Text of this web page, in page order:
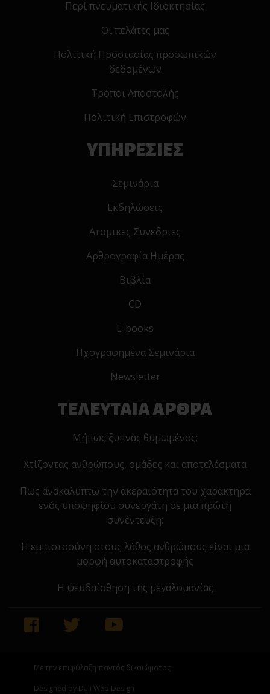
Περί πνευματικής Ιδιοκτησίας
Οι πελάτες μας
Πολιτική Προστασίας προσωπικών
δεδομένων
Τρόποι Αποστολής
Πολιτική Επιστροφών
ΥΠΗΡΕΣΙΕΣ
Σεμινάρια
Εκδηλώσεις
Ατομικες Συνεδριες
Αρθρογραφία Ημέρας
Βιβλία
CD
E-books
Ηχογραφημένα Σεμινάρια
Newsletter
ΤΕΛΕΥΤΑΙΑ ΑΡΘΡΑ
Μήπως ξυπνάς θυμωμένος;
Χτίζοντας ανθρώπους, ομάδες και αποτελέσματα
Πως ανακαλύπτω την ακεραιότητα του χαρακτήρα
ενός υποψηφίου συνεργάτη σε μια πρώτη
συνέντευξη;
Η εμπιστοσύνη στους λάθος ανθρώπους είναι μια
μορφή αυτοκαταστροφής
Η ψευδαίσθηση της μεγαλομανίας
Με την επιφύλαξη παντός δικαιώματος
Designed by Dali Web Design